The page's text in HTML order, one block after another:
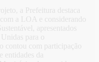
a Prefeitura destaca
a LOA e considerando
apresentados
para o
contou com participação
entidades da